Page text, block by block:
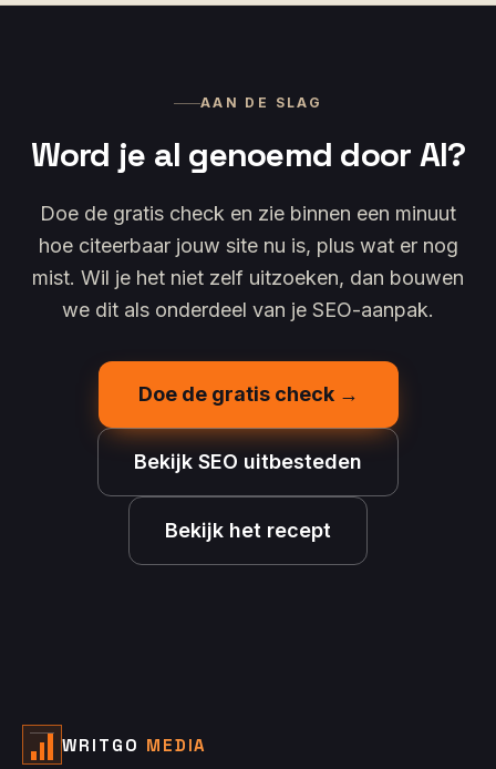
AAN DE SLAG
Word je al genoemd door AI?
Doe de gratis check en zie binnen een minuut
hoe citeerbaar jouw site nu is, plus wat er nog
mist. Wil je het niet zelf uitzoeken, dan bouwen
we dit als onderdeel van je SEO-aanpak.
Doe de gratis check →
Bekijk SEO uitbesteden
Bekijk het recept
WRITGO MEDIA